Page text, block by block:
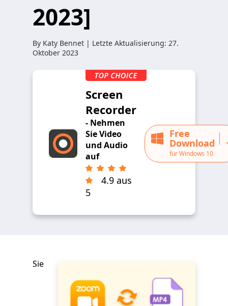
2023]
By Katy Bennet | Letzte Aktualisierung: 27.
Oktober 2023
Screen
Recorder
- Nehmen
Sie Video
und Audio
auf
4.9 aus
5
Free
Download
für Windows 10
Sie